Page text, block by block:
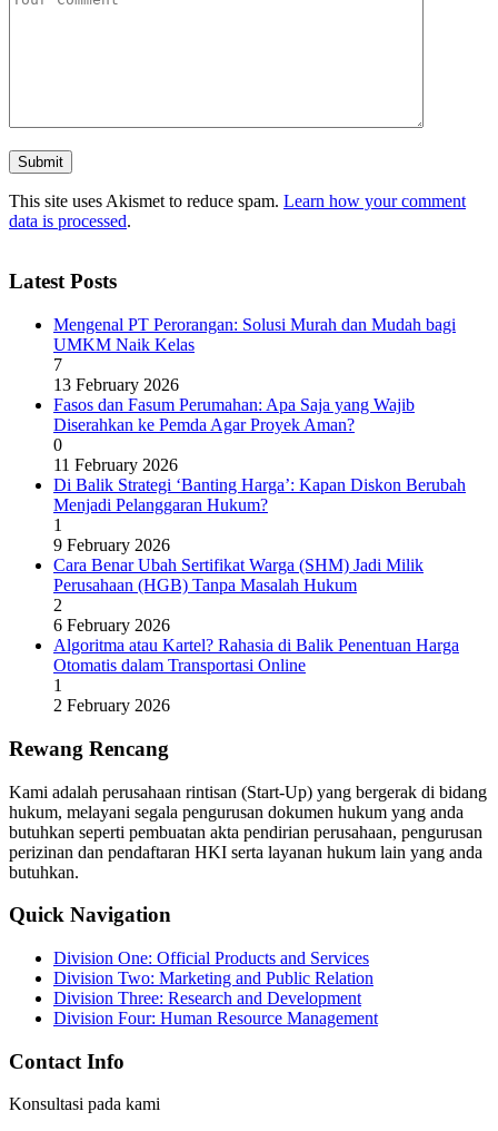
This site uses Akismet to reduce spam. Learn how your comment
data is processed.
Latest Posts
Mengenal PT Perorangan: Solusi Murah dan Mudah bagi
UMKM Naik Kelas
7
13 February 2026
Fasos dan Fasum Perumahan: Apa Saja yang Wajib
Diserahkan ke Pemda Agar Proyek Aman?
0
11 February 2026
Di Balik Strategi ‘Banting Harga’: Kapan Diskon Berubah
Menjadi Pelanggaran Hukum?
1
9 February 2026
Cara Benar Ubah Sertifikat Warga (SHM) Jadi Milik
Perusahaan (HGB) Tanpa Masalah Hukum
2
6 February 2026
Algoritma atau Kartel? Rahasia di Balik Penentuan Harga
Otomatis dalam Transportasi Online
1
2 February 2026
Rewang Rencang
Kami adalah perusahaan rintisan (Start-Up) yang bergerak di bidang
hukum, melayani segala pengurusan dokumen hukum yang anda
butuhkan seperti pembuatan akta pendirian perusahaan, pengurusan
perizinan dan pendaftaran HKI serta layanan hukum lain yang anda
butuhkan.
Quick Navigation
Division One: Official Products and Services
Division Two: Marketing and Public Relation
Division Three: Research and Development
Division Four: Human Resource Management
Contact Info
Konsultasi pada kami